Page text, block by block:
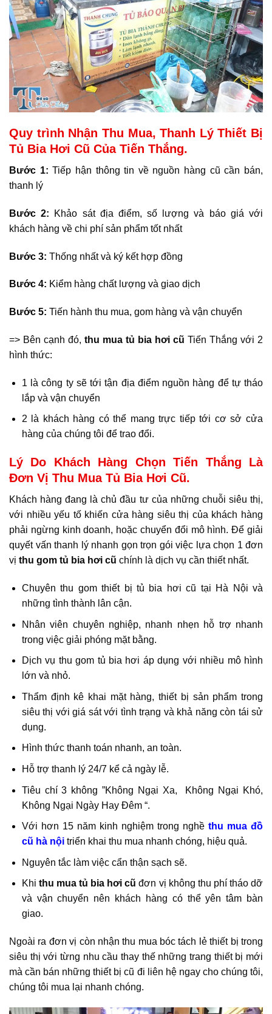
Quy trình Nhận Thu Mua, Thanh Lý Thiết Bị
Tủ Bia Hơi Cũ Của Tiến Thắng.
Bước 1: Tiếp hận thông tin về nguồn hàng cũ cần bán,
thanh lý
Bước 2: Khảo sát địa điểm, số lượng và báo giá với
khách hàng về chi phí sản phẩm tốt nhất
Bước 3: Thống nhất và ký kết hợp đồng
Bước 4: Kiểm hàng chất lượng và giao dịch
Bước 5: Tiến hành thu mua, gom hàng và vận chuyển
=> Bên cạnh đó, thu mua tủ bia hơi cũ Tiến Thắng với 2
hình thức:
1 là công ty sẽ tới tận địa điểm nguồn hàng để tự tháo
lắp và vận chuyển
2 là khách hàng có thể mang trực tiếp tới cơ sở cửa
hàng của chúng tôi để trao đổi.
Lý Do Khách Hàng Chọn Tiến Thắng Là
Đơn Vị Thu Mua Tủ Bia Hơi Cũ.
Khách hàng đang là chủ đầu tư của những chuỗi siêu thị,
với nhiều yếu tố khiến cửa hàng siêu thị của khách hàng
phải ngừng kinh doanh, hoặc chuyển đổi mô hình. Để giải
quyết vấn thanh lý nhanh gọn trọn gói việc lựa chọn 1 đơn
vị thu gom tủ bia hơi cũ chính là dịch vụ cần thiết nhất.
Chuyên thu gom thiết bị tủ bia hơi cũ tại Hà Nội và
những tình thành lân cận.
Nhân viên chuyên nghiệp, nhanh nhẹn hỗ trợ nhanh
trong việc giải phóng mặt bằng.
Dịch vụ thu gom tủ bia hơi áp dụng với nhiều mô hình
lớn và nhỏ.
Thẩm định kê khai mặt hàng, thiết bị sản phẩm trong
siêu thị với giá sát với tình trạng và khả năng còn tái sử
dụng.
Hình thức thanh toán nhanh, an toàn.
Hỗ trợ thanh lý 24/7 kể cả ngày lễ.
Tiêu chí 3 không ”Không Ngại Xa, Không Ngại Khó,
Không Ngại Ngày Hay Đêm “.
Với hơn 15 năm kinh nghiệm trong nghề thu mua đồ
cũ hà nộitriển khai thu mua nhanh chóng, hiệu quả.
Nguyên tắc làm việc cẩn thận sạch sẽ.
Khi thu mua tủ bia hơi cũ đơn vị không thu phí tháo dỡ
và vận chuyển nên khách hàng có thể yên tâm bàn
giao.
Ngoài ra đơn vị còn nhận thu mua bóc tách lẻ thiết bị trong
siêu thị với từng nhu cầu thay thế những trang thiết bị mới
mà cần bán những thiết bị cũ đi liên hệ ngay cho chúng tôi,
chúng tôi mua lại nhanh chóng.